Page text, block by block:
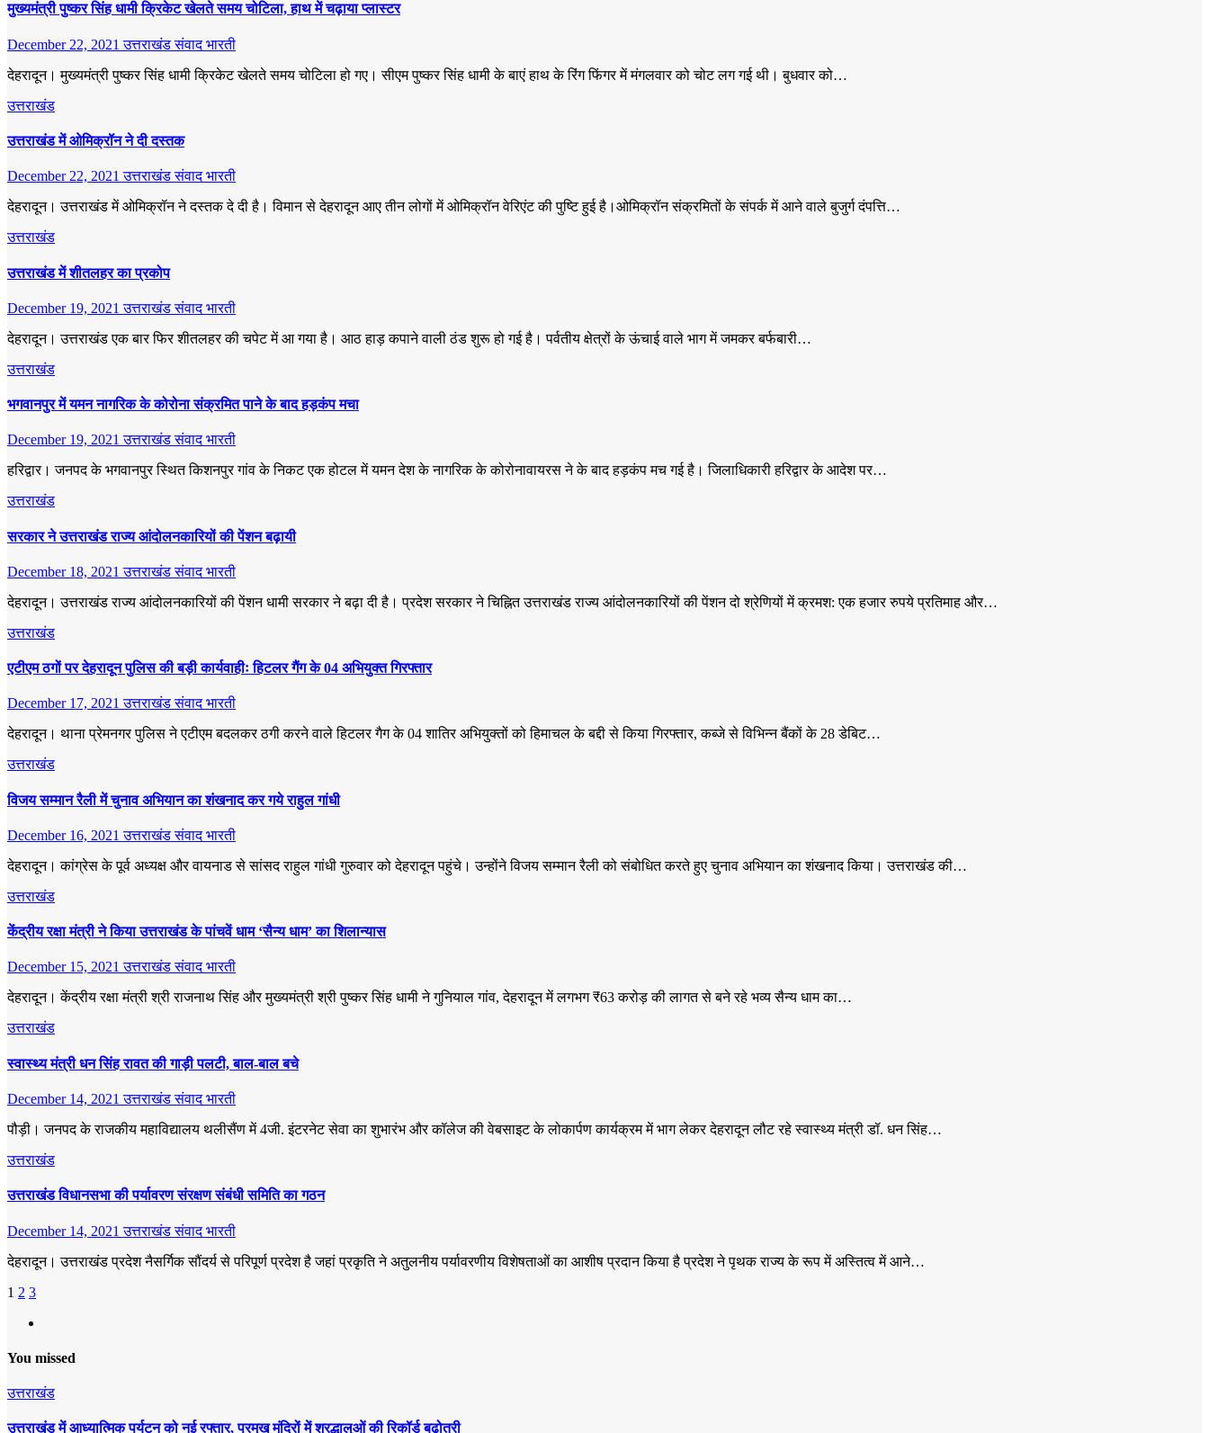
मुख्यमंत्री पुष्कर सिंह धामी क्रिकेट खेलते समय चोटिला, हाथ में चढ़ाया प्लास्टर
December 22, 2021उत्तराखंड संवाद भारती
देहरादून। मुख्यमंत्री पुष्कर सिंह धामी क्रिकेट खेलते समय चोटिला हो गए। सीएम पुष्कर सिंह धामी के बाएं हाथ के रिंग फिंगर में मंगलवार को चोट लग गई थी। बुधवार को…
उत्तराखंड
उत्तराखंड में ओमिक्रॉन ने दी दस्तक
December 22, 2021उत्तराखंड संवाद भारती
देहरादून। उत्तराखंड में ओमिक्रॉन ने दस्तक दे दी है। विमान से देहरादून आए तीन लोगों में ओमिक्रॉन वेरिएंट की पुष्टि हुई है।ओमिक्रॉन संक्रमितों के संपर्क में आने वाले बुजुर्ग दंपत्ति…
उत्तराखंड
उत्तराखंड में शीतलहर का प्रकोप
December 19, 2021उत्तराखंड संवाद भारती
देहरादून। उत्तराखंड एक बार फिर शीतलहर की चपेट में आ गया है। आठ हाड़ कपाने वाली ठंड शुरू हो गई है। पर्वतीय क्षेत्रों के ऊंचाई वाले भाग में जमकर बर्फबारी…
उत्तराखंड
भगवानपुर में यमन नागरिक के कोरोना संक्रमित पाने के बाद हड़कंप मचा
December 19, 2021उत्तराखंड संवाद भारती
हरिद्वार। जनपद के भगवानपुर स्थित किशनपुर गांव के निकट एक होटल में यमन देश के नागरिक के कोरोनावायरस ने के बाद हड़कंप मच गई है। जिलाधिकारी हरिद्वार के आदेश पर…
उत्तराखंड
सरकार ने उत्तराखंड राज्य आंदोलनकारियों की पेंशन बढ़ायी
December 18, 2021उत्तराखंड संवाद भारती
देहरादून। उत्तराखंड राज्य आंदोलनकारियों की पेंशन धामी सरकार ने बढ़ा दी है। प्रदेश सरकार ने चिह्नित उत्तराखंड राज्य आंदोलनकारियों की पेंशन दो श्रेणियों में क्रमश: एक हजार रुपये प्रतिमाह और…
उत्तराखंड
एटीएम ठगों पर देहरादून पुलिस की बड़ी कार्यवाहीः हिटलर गैंग के 04 अभियुक्त गिरफ्तार
December 17, 2021उत्तराखंड संवाद भारती
देहरादून। थाना प्रेमनगर पुलिस ने एटीएम बदलकर ठगी करने वाले हिटलर गैग के 04 शातिर अभियुक्तों को हिमाचल के बद्दी से किया गिरफ्तार, कब्जे से विभिन्न बैंकों के 28 डेबिट…
उत्तराखंड
विजय सम्मान रैली में चुनाव अभियान का शंखनाद कर गये राहुल गांधी
December 16, 2021उत्तराखंड संवाद भारती
देहरादून। कांग्रेस के पूर्व अध्यक्ष और वायनाड से सांसद राहुल गांधी गुरुवार को देहरादून पहुंचे। उन्होंने विजय सम्मान रैली को संबोधित करते हुए चुनाव अभियान का शंखनाद किया। उत्तराखंड की…
उत्तराखंड
केंद्रीय रक्षा मंत्री ने किया उत्तराखंड के पांचवें धाम ‘सैन्य धाम’ का शिलान्यास
December 15, 2021उत्तराखंड संवाद भारती
देहरादून। केंद्रीय रक्षा मंत्री श्री राजनाथ सिंह और मुख्यमंत्री श्री पुष्कर सिंह धामी ने गुनियाल गांव, देहरादून में लगभग ₹63 करोड़ की लागत से बने रहे भव्य सैन्य धाम का…
उत्तराखंड
स्वास्थ्य मंत्री धन सिंह रावत की गाड़ी पलटी, बाल-बाल बचे
December 14, 2021उत्तराखंड संवाद भारती
पौड़ी। जनपद के राजकीय महाविद्यालय थलीसैंण में 4जी. इंटरनेट सेवा का शुभारंभ और कॉलेज की वेबसाइट के लोकार्पण कार्यक्रम में भाग लेकर देहरादून लौट रहे स्वास्थ्य मंत्री डॉ. धन सिंह…
उत्तराखंड
उत्तराखंड विधानसभा की पर्यावरण संरक्षण संबंधी समिति का गठन
December 14, 2021उत्तराखंड संवाद भारती
देहरादून। उत्तराखंड प्रदेश नैसर्गिक सौंदर्य से परिपूर्ण प्रदेश है जहां प्रकृति ने अतुलनीय पर्यावरणीय विशेषताओं का आशीष प्रदान किया है प्रदेश ने पृथक राज्य के रूप में अस्तित्व में आने…
Posts
pagination
1 2 3
You missed
उत्तराखंड
उत्तराखंड में आध्यात्मिक पर्यटन को नई रफ्तार, प्रमुख मंदिरों में श्रद्धालुओं की रिकॉर्ड बढ़ोतरी